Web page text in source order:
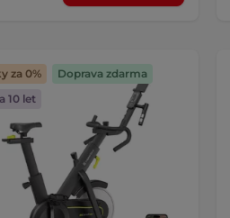
za 0%
Doprava zdarma
10 let